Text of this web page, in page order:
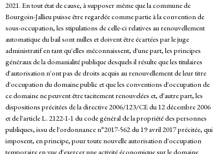
2021. En tout état de cause, à supposer même que la commune de
Bourgoin-Jallieu puisse être regardée comme partie à la convention de
sous-occupation, les stipulations de celle-ci relatives au renouvellement
automatique du bail sont nulles et doivent être écartées par le juge
administratif en tant qu'elles méconnaissent, d'une part, les principes
généraux de la domanialité publique desquels il résulte que les titulaires
d'autorisation n'ont pas de droits acquis au renouvellement de leur titre
d'occupation du domaine public et que les conventions d'occupation de
ce domaine ne peuvent être tacitement renouvelées et, d'autre part, les
dispositions précitées de la directive 2006/123/CE du 12 décembre 2006
et de l'article L. 2122-1-1 du code général de la propriété des personnes
publiques, issu de l'ordonnance n°2017-562 du 19 avril 2017 précitée, qui
imposent, en principe, pour toute nouvelle autorisation d'occupation
temporaire en vue d'exercer une activité économique sur le domaine